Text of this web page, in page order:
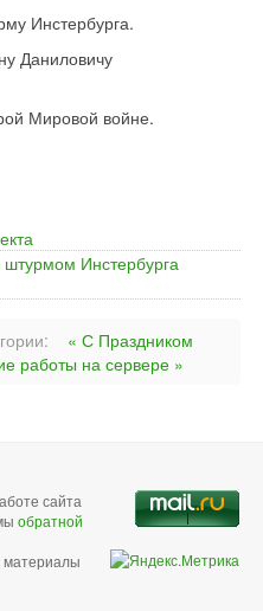
Инстербурга.
Даниловичу
Мировой войне.
Инстербурга
« С Праздником
работы на сервере »
сайта
обратной
материалы